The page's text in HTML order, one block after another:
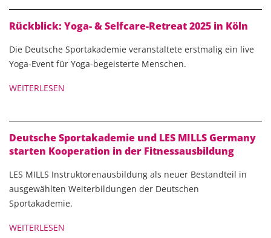
Rückblick: Yoga- & Selfcare-Retreat 2025 in Köln
Die Deutsche Sportakademie veranstaltete erstmalig ein live
Yoga-Event für Yoga-begeisterte Menschen.
WEITERLESEN
Deutsche Sportakademie und LES MILLS Germany
starten Kooperation in der Fitnessausbildung
LES MILLS Instruktorenausbildung als neuer Bestandteil in
ausgewählten Weiterbildungen der Deutschen
Sportakademie.
WEITERLESEN